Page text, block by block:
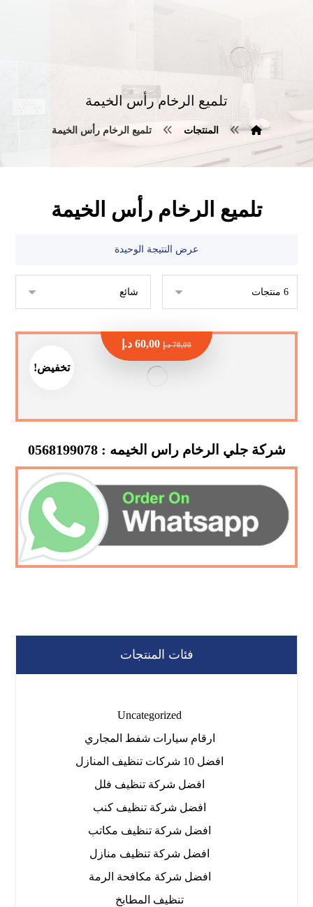
تلميع الرخام رأس الخيمة
المنتجات تلميع الرخام رأس الخيمة
تلميع الرخام رأس الخيمة
عرض النتيجة الوحيدة
تخفيض!
شركة جلي الرخام راس الخيمه : 0568199078
70,00 د.إ 60,00 د.إ
فئات المنتجات
Uncategorized
ارقام سيارات شفط المجاري
افضل 10 شركات تنظيف المنازل
افضل شركة تنظيف فلل
افضل شركة تنظيف كنب
افضل شركة تنظيف مكاتب
افضل شركة تنظيف منازل
افضل شركة مكافحة الرمة
تنظيف المطابخ